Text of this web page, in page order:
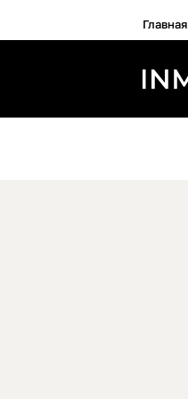
Главная